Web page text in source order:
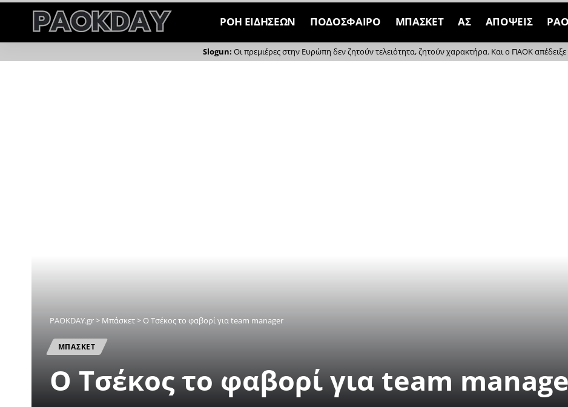
ΡΟΗ ΕΙΔΗΣΕΩΝ ΠΟΔΟΣΦΑΙΡΟ ΜΠΑΣΚΕΤ ΑΣ ΑΠΟΨΕΙΣ
Οι πρεμιέρες στην Ευρώπη δεν ζητούν τελειότητα, ζητούν χαρακτήρα. Και ο ΠΑΟΚ απέδειξε
PAOKDAY.gr> Μπάσκετ> Ο Τσέκος το φαβορί για team manager
ΜΠΑΣΚΕΤ
Ο Τσέκος το φαβορί για team